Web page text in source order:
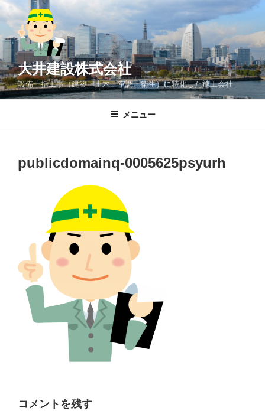
コ
テ
ツ
へ
ス
大井建設株式会社
設備一括工事（建築・土木・空調・衛生）に特化した施工会社
メニュー
publicdomainq-0005625psyurh
コメントを残す